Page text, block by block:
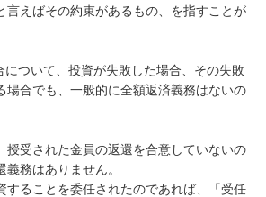
言えばその約束があるもの、を指すことが
について、投資が失敗した場合、その失敗
場合でも、一般的に全額返済義務はないの
授受された金員の返還を合意していないの
務はありません。
することを委任されたのであれば、「受任